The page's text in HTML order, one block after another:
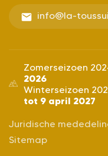
info@la-
Zomerseizoen
2026
Winterseizoen
tot 9 april 2027
Juridische
Sitemap